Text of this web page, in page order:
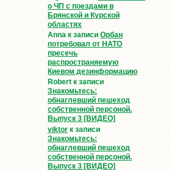
о ЧП с поездами в
Брянской и Курской
областях
Anna к записи Орбан
потребовал от НАТО
пресечь
распространяемую
Киевом дезинформацию
Robert к записи
Знакомьтесь:
обнаглевший пешеход
собственной персоной.
Выпуск 3 [ВИДЕО]
viktor к записи
Знакомьтесь:
обнаглевший пешеход
собственной персоной.
Выпуск 3 [ВИДЕО]